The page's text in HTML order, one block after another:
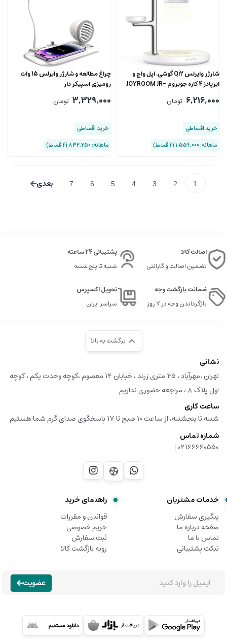
شارژر وایرلس Qi2 گوشی، اپل واچ و
ایرپادز 4 کاره جویروم JOYROOM JR-
6,216,000 تومان
خرید اقساطی
ماهانه: 1,554,000 (۴ قسط)
چراغ مطالعه و شارژر وایرلس 15 وات
رومیزی اسپیکر دار
3,329,000 تومان
خرید اقساطی
ماهانه: 832,250 (۴ قسط)
1
2
3
4
5
6
7
اصالت کالا
تضمین اصالت و گارانتی
پشتیبانی 24 ساعته
شنبه تا پنج شنبه
ضمانت بازگشت وجه
بازگرداندن وجه در ۷ روز
تحویل اکسپرس
سراسر ایران
برگشت به بالا
نشانی
تهران ،مهرآباد ، ۴۵ متری زرند ، خبابان ۱۴ معصوم ،کوچه وحدت یکم ، کوچه
اول پلاک ۸ ، مراجعه حضوری نداریم
ساعت کاری
شنبه تا پنجشنبه، از ساعت 10 صبح تا 17 پاسخگوی صدای گرم شما هستیم
شماره تماس
02166660550
|
خدمات مشتریان
پیگیری سفارش
صفحه درباره ما
تماس با ما
تیکت پشتیبانی
راهنمای خرید
قوانین و مقررات
حریم خصوصی
ثبت سفارش
رویه بازگشت کالا
عضویت